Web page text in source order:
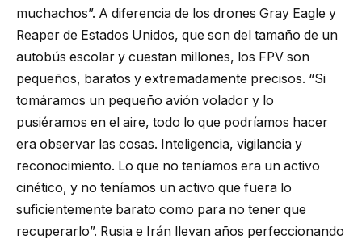
muchachos”. A diferencia de los drones Gray Eagle y
Reaper de Estados Unidos, que son del tamaño de un
autobús escolar y cuestan millones, los FPV son
pequeños, baratos y extremadamente precisos. “Si
tomáramos un pequeño avión volador y lo
pusiéramos en el aire, todo lo que podríamos hacer
era observar las cosas. Inteligencia, vigilancia y
reconocimiento. Lo que no teníamos era un activo
cinético, y no teníamos un activo que fuera lo
suficientemente barato como para no tener que
recuperarlo”. Rusia e Irán llevan años perfeccionando